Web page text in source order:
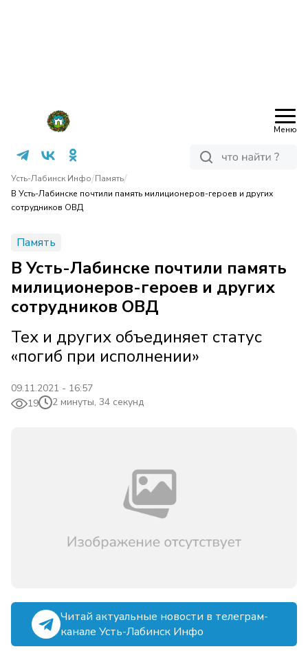
Меню
Усть-Лабинск Инфо/Память/
В Усть-Лабинске почтили память милиционеров-героев и других
сотрудников ОВД
Память
В Усть-Лабинске почтили память
милиционеров-героев и других
сотрудников ОВД
Тех и других объединяет статус
«погиб при исполнении»
09.11.2021 - 16:57
19
2 минуты, 34 секунд
Читай актуальные новости в телеграм-
канале Усть-Лабинск Инфо